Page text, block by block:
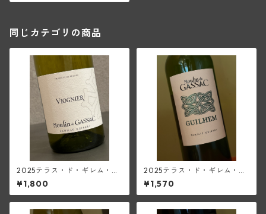
ガサック)
同じカテゴリの商品
2025テラス・ド・ギレム・ヴ
ィオニエ<ペイ・ドック>(ムー
ラン・ド・ガサック)
¥1,800
2025テラス・ド・ギレム・ブ
ラン・ヴィエーユ・ヴィーニ
ュ<ペイ・デロ―>(ムーラン・
ド・ガサック)
¥1,570